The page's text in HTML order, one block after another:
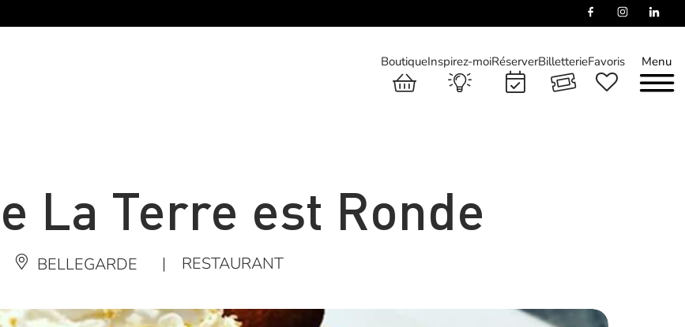
Menu
BoutiqueInspirez-moiRéserverBilletterieFavoris
La Terre est Ronde
BELLEGARDE | RESTAURANT